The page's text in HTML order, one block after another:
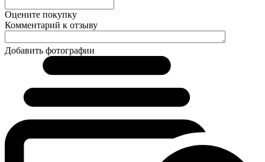
Оцените покупку
Комментарий к отзыву
Добавить фотографии